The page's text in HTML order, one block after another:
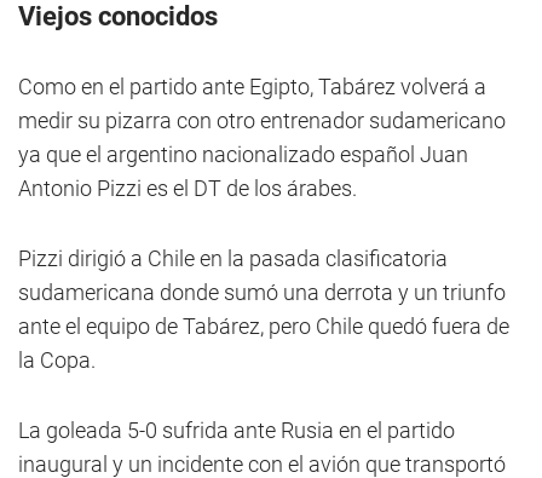
Viejos conocidos
Como en el partido ante Egipto, Tabárez volverá a
medir su pizarra con otro entrenador sudamericano
ya que el argentino nacionalizado español Juan
Antonio Pizzi es el DT de los árabes.
Pizzi dirigió a Chile en la pasada clasificatoria
sudamericana donde sumó una derrota y un triunfo
ante el equipo de Tabárez, pero Chile quedó fuera de
la Copa.
La goleada 5-0 sufrida ante Rusia en el partido
inaugural y un incidente con el avión que transportó